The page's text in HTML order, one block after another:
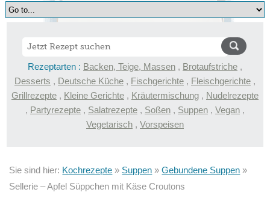
Rezeptarten : Backen, Teige, Massen , Brotaufstriche ,
Desserts , Deutsche Küche , Fischgerichte , Fleischgerichte ,
Grillrezepte , Kleine Gerichte , Kräutermischung , Nudelrezepte
, Partyrezepte , Salatrezepte , Soßen , Suppen , Vegan ,
Vegetarisch , Vorspeisen
Sie sind hier: Kochrezepte » Suppen »Gebundene Suppen »
Sellerie – Apfel Süppchen mit Käse Croutons